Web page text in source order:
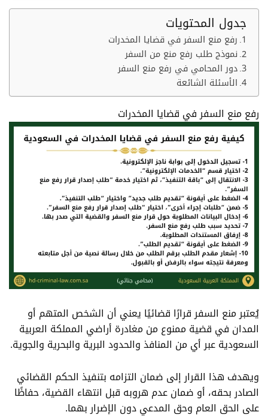
جدول المحتويات
رفع منع السفر في قضايا المخدرات
نموذج طلب رفع منع من السفر
دور المحامي في رفع منع السفر
الأسئلة الشائعة
رفع منع السفر في قضايا المخدرات
يُعتبر منع السفر قرارًا قضائيًا يعني أن الشخص المتهم أو
المدان في قضية ممنوع من مغادرة أراضي المملكة العربية
السعودية عبر أي من المنافذ والحدود البرية والبحرية والجوية.
ويهدف هذا القرار إلى ضمان التزامه بتنفيذ الحكم القضائي
الصادر بحقه، أو ضمان عدم هروبه قبل انتهاء القضية، حفاظًا
على الحق العام وحق المدعي دون الإضرار بهما.